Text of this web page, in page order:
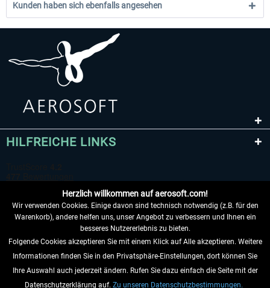
Kunden haben sich ebenfalls angesehen
HILFREICHE LINKS
VERTRAG WIDERRUFEN
INFORMATIONEN
Herzlich willkommen auf aerosoft.com!
Wir verwenden Cookies. Einige davon sind technisch notwendig (z.B. für den
Warenkorb), andere helfen uns, unser Angebot zu verbessern und Ihnen ein
besseres Nutzererlebnis zu bieten.
Folgende Cookies akzeptieren Sie mit einem Klick auf Alle akzeptieren. Weitere
Informationen finden Sie in den Privatsphäre-Einstellungen, dort können Sie
Ihre Auswahl auch jederzeit ändern. Rufen Sie dazu einfach die Seite mit der
Datenschutzerklärung auf. Zu unseren Datenschutzbestimmungen.